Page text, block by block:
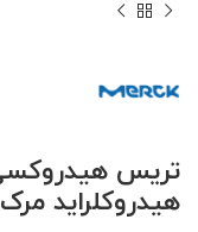
تریس
هیدروکلراید مرک 108219